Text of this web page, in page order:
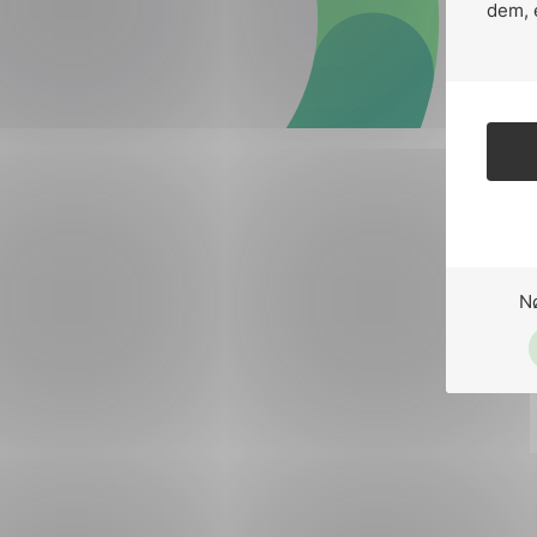
dem,
Forsvar og beredskap
Industri og automatisering
Lavspenning
Maritime elinstallasjoner